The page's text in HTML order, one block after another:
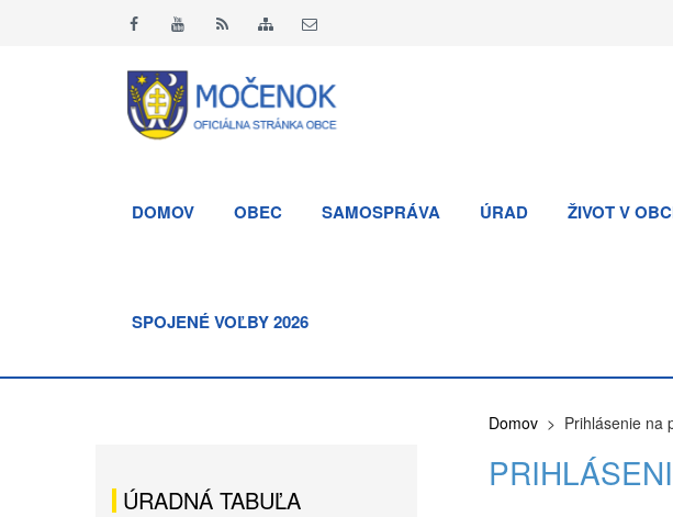
DOMOV OBEC SAMOSPRÁVA ÚRAD ŽIVOT V
SPOJENÉ VOĽBY 2026
Domov> Prihlásenie na
ÚRADNÁ TABUĽA